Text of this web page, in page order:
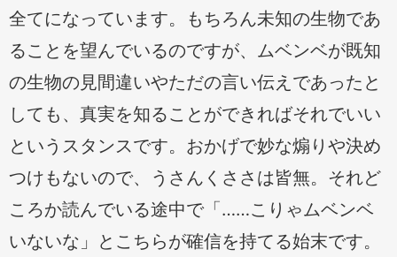
全てになっています。もちろん未知の生物であ
ることを望んでいるのですが、ムベンベが既知
の生物の見間違いやただの言い伝えであったと
しても、真実を知ることができればそれでいい
というスタンスです。おかげで妙な煽りや決め
つけもないので、うさんくささは皆無。それど
ころか読んでいる途中で「……こりゃムベンベ
いないな」とこちらが確信を持てる始末です。